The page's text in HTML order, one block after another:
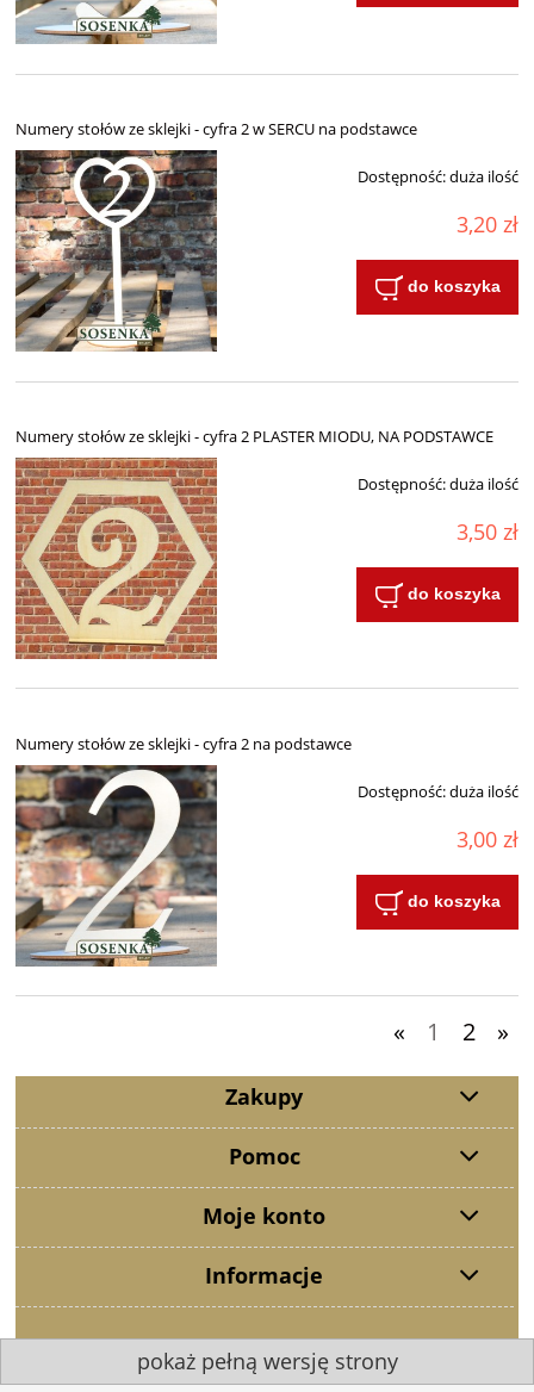
Numery stołów ze sklejki - cyfra 2 w SERCU na podstawce
Dostępność:duża ilość
3,20 zł
do koszyka
Numery stołów ze sklejki - cyfra 2 PLASTER MIODU, NA PODSTAWCE
Dostępność:duża ilość
3,50 zł
do koszyka
Numery stołów ze sklejki - cyfra 2 na podstawce
Dostępność:duża ilość
3,00 zł
do koszyka
« 1 2 »
Zakupy
Pomoc
Moje konto
Informacje
pokaż pełną wersję strony